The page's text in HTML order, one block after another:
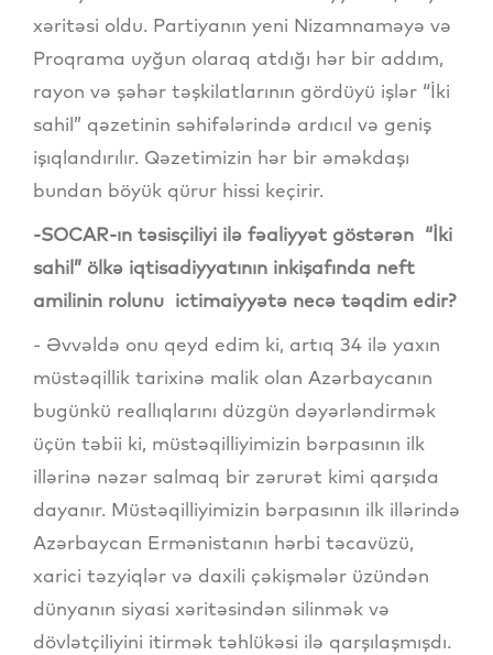
xəritəsi oldu. Partiyanın yeni Nizamnaməyə və
Proqrama uyğun olaraq atdığı hər bir addım,
rayon və şəhər təşkilatlarının gördüyü işlər “İki
sahil” qəzetinin səhifələrində ardıcıl və geniş
işıqlandırılır. Qəzetimizin hər bir əməkdaşı
bundan böyük qürur hissi keçirir.
-SOCAR-ın təsisçiliyi ilə fəaliyyət göstərən “İki
sahil” ölkə iqtisadiyyatının inkişafında neft
amilinin rolunu ictimaiyyətə necə təqdim edir?
- Əvvəldə onu qeyd edim ki, artıq 34 ilə yaxın
müstəqillik tarixinə malik olan Azərbaycanın
bugünkü reallıqlarını düzgün dəyərləndirmək
üçün təbii ki, müstəqilliyimizin bərpasının ilk
illərinə nəzər salmaq bir zərurət kimi qarşıda
dayanır. Müstəqilliyimizin bərpasının ilk illərində
Azərbaycan Ermənistanın hərbi təcavüzü,
xarici təzyiqlər və daxili çəkişmələr üzündən
dünyanın siyasi xəritəsindən silinmək və
dövlətçiliyini itirmək təhlükəsi ilə qarşılaşmışdı.